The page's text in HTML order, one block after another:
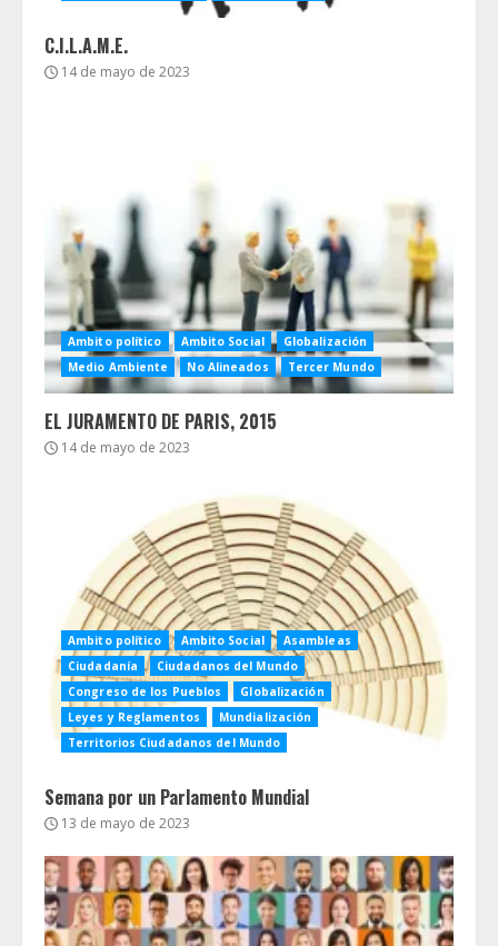
C.I.L.A.M.E.
14 de mayo de 2023
Ambito político Ambito Social
Globalización
Medio Ambiente
No Alineados Tercer Mundo
EL JURAMENTO DE PARIS, 2015
14 de mayo de 2023
Ambito político Ambito Social
Asambleas
Ciudadanía
Ciudadanos del Mundo
Congreso de los Pueblos
Globalización
Leyes y Reglamentos
Mundialización
Territorios Ciudadanos del Mundo
Semana por un Parlamento Mundial
13 de mayo de 2023